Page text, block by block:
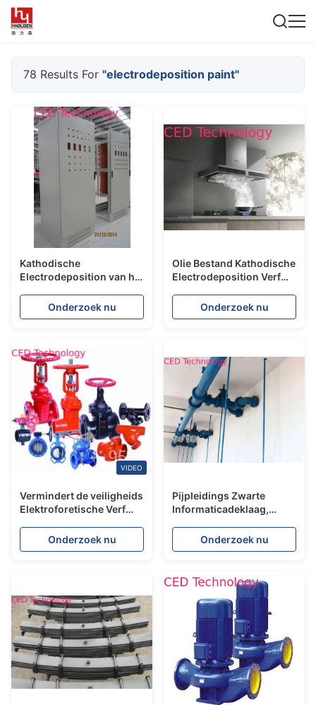
78 Results For "electrodeposition paint"
Kathodische
Electrodeposition van het
Weerstand van de
Deklaag de Gele
Onderzoek nu
Olie Bestand Kathodische
Electrodeposition Verf
Huishoudenkeuken
Onderzoek nu
VIDEO
Vermindert de veiligheids
Elektroforetische Verf
Deklaag de Hoeveelheid
Oplosmiddel
Onderzoek nu
Pijpleidings Zwarte
Informaticadeklaag,
Schilderen met de
Hoofdingrediënten van
Onderzoek nu